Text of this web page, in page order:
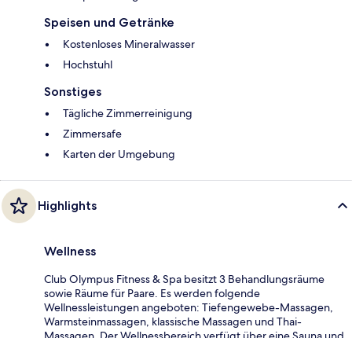
Speisen und Getränke
Kostenloses Mineralwasser
Hochstuhl
Sonstiges
Tägliche Zimmerreinigung
Zimmersafe
Karten der Umgebung
Highlights
Wellness
Club Olympus Fitness & Spa besitzt 3 Behandlungsräume
sowie Räume für Paare. Es werden folgende
Wellnessleistungen angeboten: Tiefengewebe-Massagen,
Warmsteinmassagen, klassische Massagen und Thai-